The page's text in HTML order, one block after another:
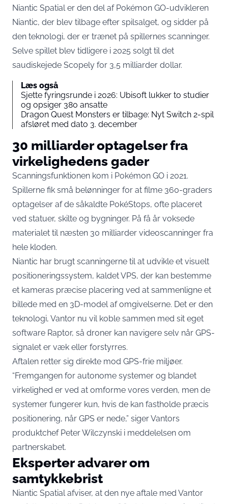
Niantic Spatial er den del af Pokémon GO-udvikleren
Niantic, der blev tilbage efter spilsalget, og sidder på
den teknologi, der er trænet på spillernes scanninger.
Selve spillet blev tidligere i 2025 solgt til det
saudiskejede Scopely for 3,5 milliarder dollar.
Læs også
Sjette fyringsrunde i 2026: Ubisoft lukker to studier
og opsiger 380 ansatte
Dragon Quest Monsters er tilbage: Nyt Switch 2-spil
afsløret med dato 3. december
30 milliarder optagelser fra
virkelighedens gader
Scanningsfunktionen kom i Pokémon GO i 2021.
Spillerne fik små belønninger for at filme 360-graders
optagelser af de såkaldte PokéStops, ofte placeret
ved statuer, skilte og bygninger. På få år voksede
materialet til næsten 30 milliarder videoscanninger fra
hele kloden.
Niantic har brugt scanningerne til at udvikle et visuelt
positioneringssystem, kaldet VPS, der kan bestemme
et kameras præcise placering ved at sammenligne et
billede med en 3D-model af omgivelserne. Det er den
teknologi, Vantor nu vil koble sammen med sit eget
software Raptor, så droner kan navigere selv når GPS-
signalet er væk eller forstyrres.
Aftalen retter sig direkte mod GPS-frie miljøer.
“Fremgangen for autonome systemer og blandet
virkelighed er ved at omforme vores verden, men de
systemer fungerer kun, hvis de kan fastholde præcis
positionering, når GPS er nede,” siger Vantors
produktchef Peter Wilczynski i meddelelsen om
partnerskabet.
Eksperter advarer om
samtykkebrist
Niantic Spatial afviser, at den nye aftale med Vantor